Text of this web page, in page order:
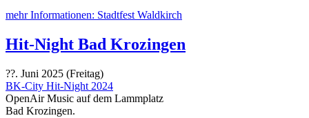
mehr Informationen: Stadtfest Waldkirch
Hit-Night Bad Krozingen
??. Juni 2025 (Freitag)
BK-City Hit-Night 2024
OpenAir Music auf dem Lammplatz
Bad Krozingen.